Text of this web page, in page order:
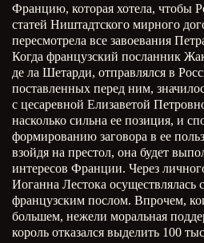
Францию, которая хотела, чтобы
статей Ништадтского мирного
пересмотрела все завоевания
Когда французский посланник
де ла Шетарди, отправлялся в
поставленных перед ним,
с цесаревной Елизаветой
насколько сильна ее позиция, и
формированию заговора в ее
взойдя на престол, она будет
интересов Франции. Через
Иоганна Лестока осуществлялась
французским послом. Впрочем,
большем, нежели моральная
король отказался выделить 100